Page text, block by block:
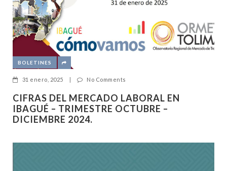
BOLETINES
31 enero, 2025 No Comments
CIFRAS DEL MERCADO LABORAL EN
IBAGUÉ – TRIMESTRE OCTUBRE –
DICIEMBRE 2024.